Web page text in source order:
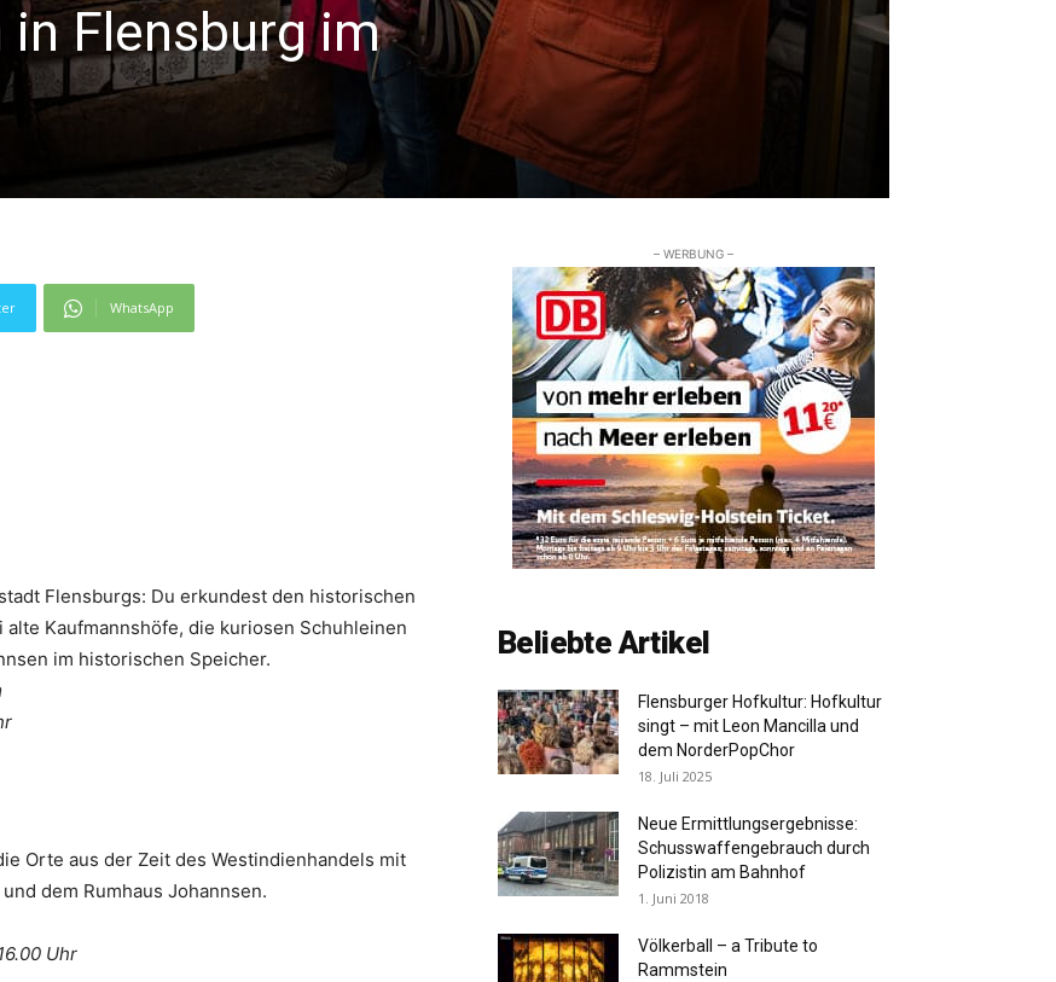
Flensburg im
WhatsApp
Flensburgs: Du erkundest den historischen
Kaufmannshöfe, die kuriosen Schuhleinen
im historischen Speicher.
Orte aus der Zeit des Westindienhandels mit
dem Rumhaus Johannsen.
Uhr
– WERBUNG –
Beliebte Artikel
Flensburger Hofkultur: Hofkultur
singt – mit Leon Mancilla und
dem NorderPopChor
18. Juli 2025
Neue Ermittlungsergebnisse:
Schusswaffengebrauch durch
Polizistin am Bahnhof
1. Juni 2018
Völkerball – a Tribute to
Rammstein